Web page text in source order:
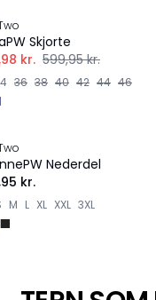
Skjorte
kr. 599,95 kr.
36 38 40 42 44 46
Nederdel
kr.
M L XL XXL 3XL